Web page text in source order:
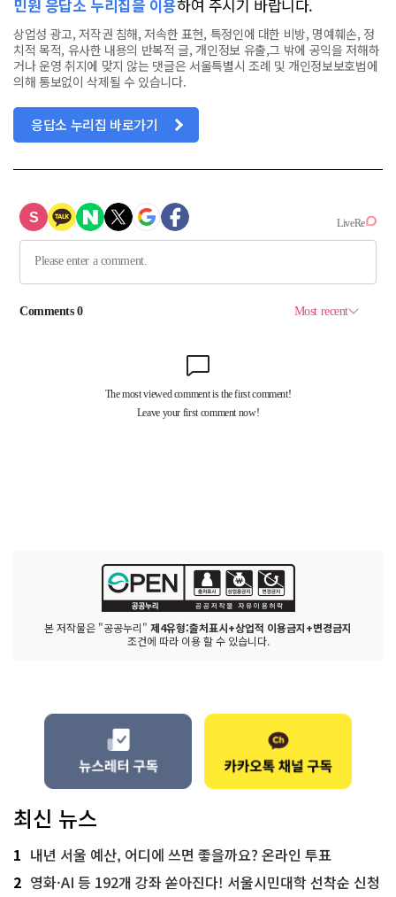
민원 응답소 누리집을 이용하여 주시기 바랍니다.
상업성 광고, 저작권 침해, 저속한 표현, 특정인에 대한 비방, 명예훼손, 정
치적 목적, 유사한 내용의 반복적 글, 개인정보 유출,그 밖에 공익을 저해하
거나 운영 취지에 맞지 않는 댓글은 서울특별시 조례 및 개인정보보호법에
의해 통보없이 삭제될 수 있습니다.
응답소 누리집 바로가기
본 저작물은 "공공누리" 제4유형:출처표시+상업적 이용금지+변경금지
조건에 따라 이용 할 수 있습니다.
최신 뉴스
1 내년 서울 예산, 어디에 쓰면 좋을까요? 온라인 투표
2 영화·AI 등 192개 강좌 쏟아진다! 서울시민대학 선착순 신청